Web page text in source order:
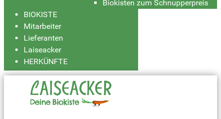
Biokisten zum Schnupperpreis
BIOKISTE
Mitarbeiter
Lieferanten
Laiseacker
HERKÜNFTE